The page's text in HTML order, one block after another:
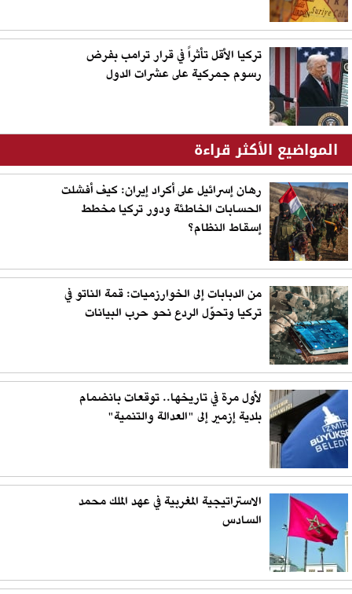
تركيا الأقل تأثراً في قرار ترامب بفرض
رسوم جمركية على عشرات الدول
المواضيع الأكثر قراءة
رهان إسرائيل على أكراد إيران: كيف أفشلت
الحسابات الخاطئة ودور تركيا مخطط
إسقاط النظام؟
من الدبابات إلى الخوارزميات: قمة الناتو في
تركيا وتحوّل الردع نحو حرب البيانات
لأول مرة في تاريخها.. توقعات بانضمام
بلدية إزمير إلى "العدالة والتنمية"
الاستراتيجية المغربية في عهد الملك محمد
السادس